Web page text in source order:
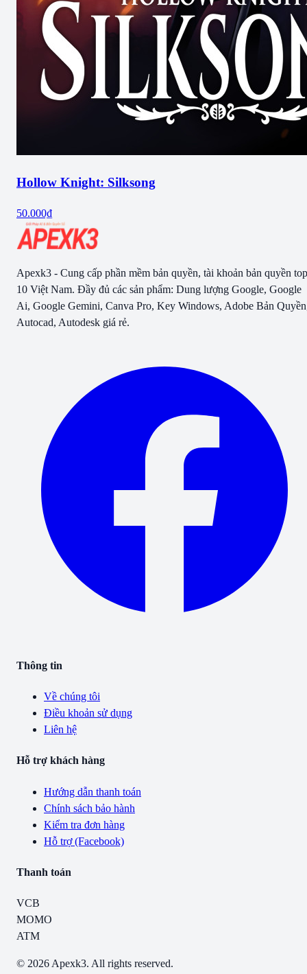
Hollow Knight: Silksong
50.000₫
Apexk3 - Cung cấp phần mềm bản quyền, tài khoản bản quyền top
10 Việt Nam. Đầy đủ các sản phẩm: Dung lượng Google, Google
Ai, Google Gemini, Canva Pro, Key Windows, Adobe Bản
Autocad, Autodesk giá rẻ.
Thông tin
Về chúng tôi
Điều khoản sử dụng
Liên hệ
Hỗ trợ khách hàng
Hướng dẫn thanh toán
Chính sách bảo hành
Kiểm tra đơn hàng
Hỗ trợ (Facebook)
Thanh toán
VCB
MOMO
ATM
© 2026 Apexk3. All rights reserved.